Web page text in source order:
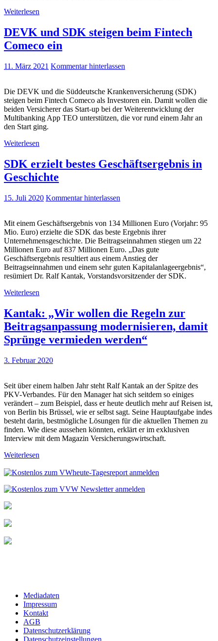
Weiterlesen
DEVK und SDK steigen beim Fintech
Comeco ein
11. März 2021 Kommentar hinterlassen
Die DEVK und die Süddeutsche Krankenversicherung (SDK)
steigen beim Fintech Comeco als Investoren ein. Damit wollen die
beiden Versicherer das Start-up bei der Weiterentwicklung der
Multibanking App TEO unterstützen, die vor rund einem Jahr an
den Start ging.
Weiterlesen
SDK erzielt bestes Geschäftsergebnis in
Geschichte
15. Juli 2020 Kommentar hinterlassen
Mit einem Geschäftsergebnis von 134 Millionen Euro (Vorjahr: 95
Mio. Euro) erzielte die SDK das beste Ergebnis ihrer
Unternehmensgeschichte. Die Beitragseinnahmen stiegen um 22
Millionen Euro auf 837 Millionen Euro. „Das gute
Geschäftsergebnis resultiert aus einem Anstieg der
Beitragseinnahmen und einem sehr guten Kapitalanlageergebnis“,
resümiert Dr. Ralf Kantak, Vorstandsvorsitzender der SDK.
Weiterlesen
Kantak: „Wir wollen die Regeln zur
Beitragsanpassung modernisieren, damit
Sprünge vermieden werden“
3. Februar 2020
Seit über einem halben Jahr steht Ralf Kantak an der Spitze des
PKV-Verbandes. Für den Manager hat sich seitdem so einiges
verändert – zum Beispiel, dass er heute deutlich mehr auf Reisen ist,
von Berlin bis Brüssel, wie er selbst sagt. Seine Hauptaufgabe indes
besteht darin, bestmögliche Lösungen für die aktuellen Themen zu
finden. Wie diese aussehen könnten, erklärt er im exklusiven
Interview mit dem Magazin Versicherungswirtschaft.
Weiterlesen
Mediadaten
Impressum
Kontakt
AGB
Datenschutzerklärung
Datenschutzeinstellungen